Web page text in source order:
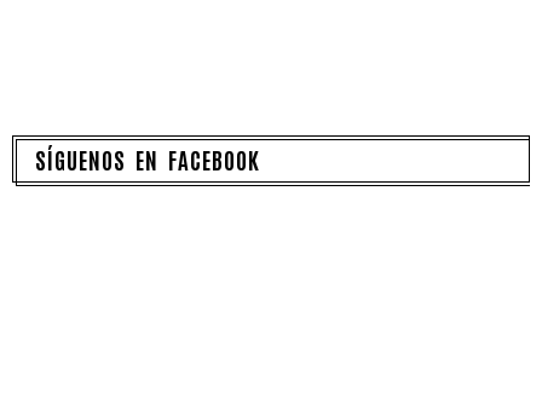
SÍGUENOS EN FACEBOOK